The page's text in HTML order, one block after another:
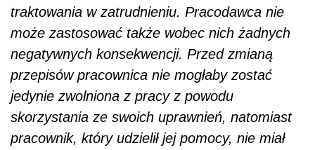
traktowania w zatrudnieniu. Pracodawca nie
może zastosować także wobec nich żadnych
negatywnych konsekwencji. Przed zmianą
przepisów pracownica nie mogłaby zostać
jedynie zwolniona z pracy z powodu
skorzystania ze swoich uprawnień, natomiast
pracownik, który udzielił jej pomocy, nie miał